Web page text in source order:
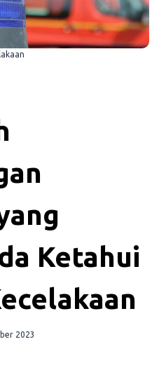
Ketahui
2023